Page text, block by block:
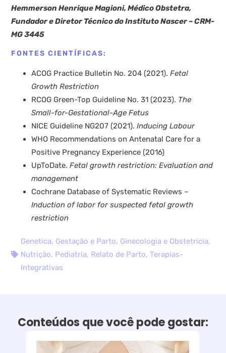
Hemmerson Henrique Magioni, Médico Obstetra,
Fundador e Diretor Técnico do Instituto Nascer – CRM-
MG 3445
FONTES CIENTÍFICAS:
ACOG Practice Bulletin No. 204 (2021).Fetal
Growth Restriction
RCOG Green-Top Guideline No. 31 (2023). The
Small-for-Gestational-Age Fetus
NICE Guideline NG207 (2021).Inducing Labour
WHO Recommendations on Antenatal Care for a
Positive Pregnancy Experience (2016)
UpToDate.Fetal growth restriction: Evaluation and
management
Cochrane Database of Systematic Reviews –
Induction of labor for suspected fetal growth
restriction
Genetica, Gestação e Parto, Ginecologia e Obstetricia,
Nutrição, Pediatria, Relato de Parto,Terapias-
Integrativas
Conteúdos que você pode gostar: